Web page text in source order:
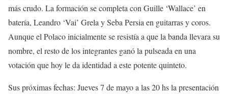
más crudo. La formación se completa con Guille ‘Wallace’ en
batería, Leandro ‘Vai’ Grela y Seba Persia en guitarras y coros.
Aunque el Polaco inicialmente se resistía a que la banda llevara su
nombre, el resto de los integrantes ganó la pulseada en una
votación que hoy le da identidad a este potente quinteto.
Sus próximas fechas: Jueves 7 de mayo a las 20 hs la presentación